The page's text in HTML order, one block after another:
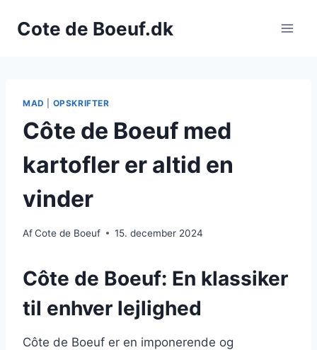
Cote de Boeuf.dk
MAD OPSKRIFTER
Côte de Boeuf med
kartofler er altid en
vinder
AfCote de Boeuf 15. december 2024
Côte de Boeuf: En klassiker
til enhver lejlighed
Côte de Boeuf er en imponerende og